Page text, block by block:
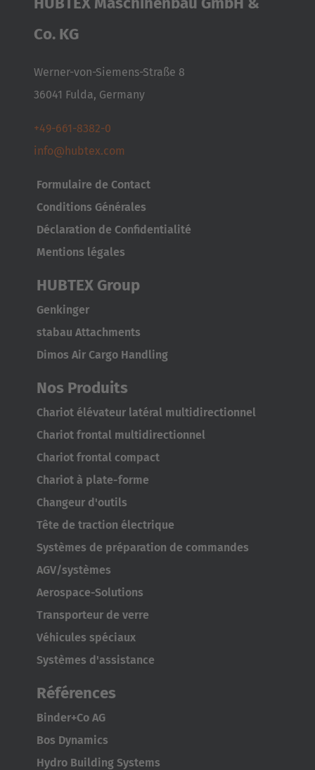
Česká republika
Deutschland
España
France
Français
Great Britain
English
Italia
Italiano
Français Deutsch
Österreich
Deutsch
Türkiye
Türkçe
Co. KG
Werner-von-Siemens-Straße 8
36041 Fulda, Germany
+49-661-8382-0
info@hubtex.com
Formulaire de Contact
Conditions Générales
Déclaration de Confidentialité
Mentions légales
HUBTEX Group
Genkinger
stabau Attachments
Dimos Air Cargo Handling
Nos Produits
Chariot élévateur latéral multidirectionnel
Chariot frontal multidirectionnel
Chariot frontal compact
Chariot à plate-forme
Changeur d'outils
Tête de traction électrique
Systèmes de préparation de commandes
AGV/systèmes
Aerospace-Solutions
Transporteur de verre
Véhicules spéciaux
Systèmes d'assistance
Références
Binder+Co AG
Bos Dynamics
Hydro Building Systems